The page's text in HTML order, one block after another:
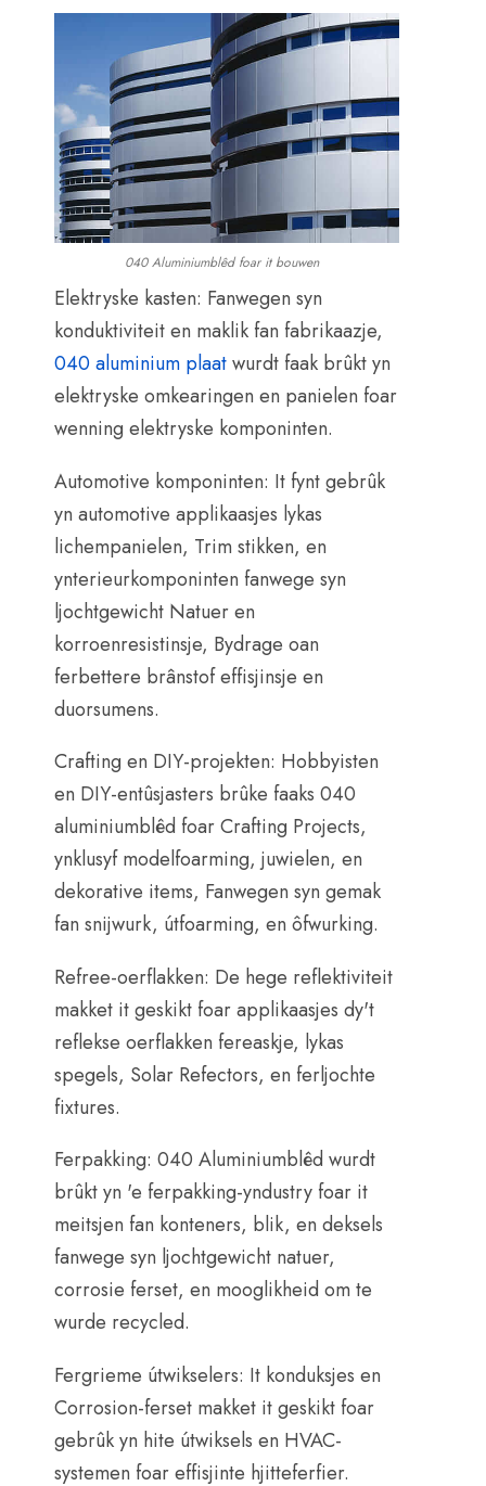
040 Aluminiumblêd foar it bouwen
Elektryske kasten: Fanwegen syn
konduktiviteit en maklik fan fabrikaazje,
040 aluminium plaatwurdt faak brûkt yn
elektryske omkearingen en panielen foar
wenning elektryske komponinten.
Automotive komponinten: It fynt gebrûk
yn automotive applikaasjes lykas
lichempanielen, Trim stikken, en
ynterieurkomponinten fanwege syn
ljochtgewicht Natuer en
korroenresistinsje, Bydrage oan
ferbettere brânstof effisjinsje en
duorsumens.
Crafting en DIY-projekten: Hobbyisten
en DIY-entûsjasters brûke faaks 040
aluminiumblêd foar Crafting Projects,
ynklusyf modelfoarming, juwielen, en
dekorative items, Fanwegen syn gemak
fan snijwurk, útfoarming, en ôfwurking.
Refree-oerflakken: De hege reflektiviteit
makket it geskikt foar applikaasjes dy't
reflekse oerflakken fereaskje, lykas
spegels, Solar Refectors, en ferljochte
fixtures.
Ferpakking: 040 Aluminiumblêd wurdt
brûkt yn 'e ferpakking-yndustry foar it
meitsjen fan konteners, blik, en deksels
fanwege syn ljochtgewicht natuer,
corrosie ferset, en mooglikheid om te
wurde recycled.
Fergrieme útwikselers: It konduksjes en
Corrosion-ferset makket it geskikt foar
gebrûk yn hite útwiksels en HVAC-
systemen foar effisjinte hjitteferfier.